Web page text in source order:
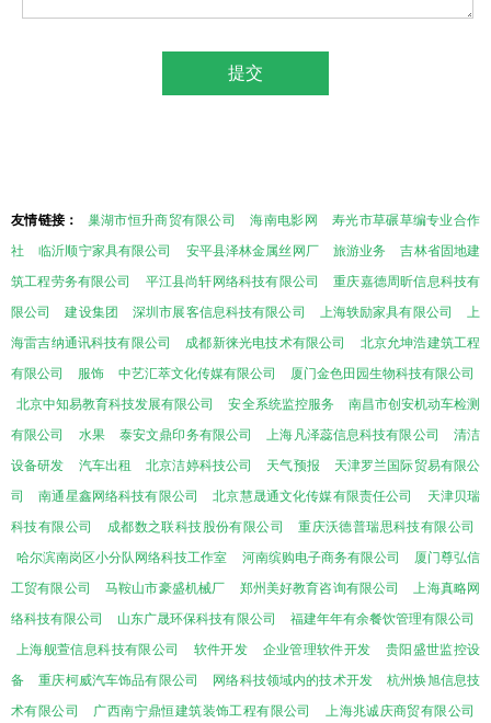
友情链接： 巢湖市恒升商贸有限公司 海南电影网
寿光市草碾草编专业合作
社
临沂顺宁家具有限公司 安平县泽林金属丝网厂 旅游业务
吉林省固地建
筑工程劳务有限公司
平江县尚轩网络科技有限公司
重庆嘉德周昕信息科技有
限公司
建设集团 深圳市展客信息科技有限公司 上海轶励家具有限公司
上
海雷吉纳通讯科技有限公司
成都新徕光电技术有限公司
北京允坤浩建筑工程
有限公司
服饰 中艺汇萃文化传媒有限公司
厦门金色田园生物科技有限公司
北京中知易教育科技发展有限公司
安全系统监控服务
南昌市创安机动车检测
有限公司
水果 泰安文鼎印务有限公司 上海凡泽蕊信息科技有限公司
清洁
设备研发
汽车出租 北京洁婷科技公司 天气预报
天津罗兰国际贸易有限公
司
南通星鑫网络科技有限公司 北京慧晟通文化传媒有限责任公司
天津贝瑞
科技有限公司
成都数之联科技股份有限公司
重庆沃德普瑞思科技有限公司
哈尔滨南岗区小分队网络科技工作室
河南缤购电子商务有限公司
厦门尊弘信
工贸有限公司
马鞍山市豪盛机械厂 郑州美好教育咨询有限公司
上海真略网
络科技有限公司
山东广晟环保科技有限公司
福建年年有余餐饮管理有限公司
上海舰萱信息科技有限公司
软件开发 企业管理软件开发
贵阳盛世监控设
备
重庆柯威汽车饰品有限公司 网络科技领域内的技术开发
杭州焕旭信息技
术有限公司
广西南宁鼎恒建筑装饰工程有限公司 上海兆诚庆商贸有限公司